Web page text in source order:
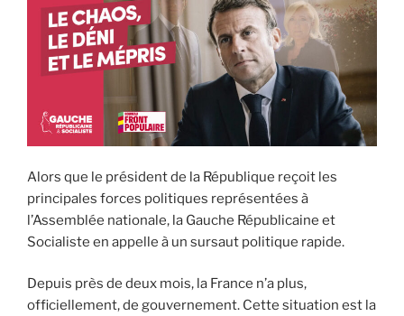
Alors que le président de la République reçoit les
principales forces politiques représentées à
l’Assemblée nationale, la Gauche Républicaine et
Socialiste en appelle à un sursaut politique rapide.
Depuis près de deux mois, la France n’a plus,
officiellement, de gouvernement. Cette situation est la